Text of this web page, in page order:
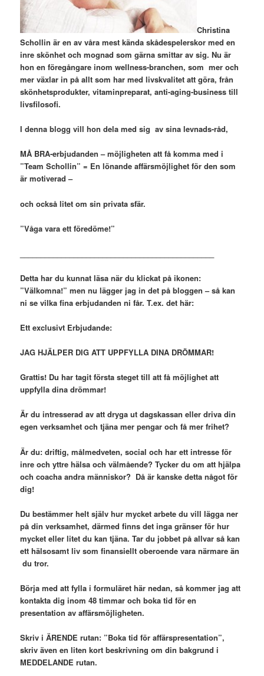
Christina
Schollin är en av våra mest kända skådespelerskor med en
inre skönhet och mognad som gärna smittar av sig. Nu är
hon en föregångare inom wellness-branchen, som mer och
mer växlar in på allt som har med livskvalitet att göra, från
skönhetsprodukter, vitaminpreparat, anti-aging-business till
livsfilosofi.
I denna blogg vill hon dela med sig av sina levnads-råd,
MÅ BRA-erbjudanden – möjligheten att få komma med i
”Team Schollin” = En lönande affärsmöjlighet för den som
är motiverad –
och också litet om sin privata sfär.
”Våga vara ett föredöme!”
Detta har du kunnat läsa när du klickat på ikonen:
”Välkomna!” men nu lägger jag in det på bloggen – så kan
ni se vilka fina erbjudanden ni får. T.ex. det här:
Ett exclusivt Erbjudande:
JAG HJÄLPER DIG ATT UPPFYLLA DINA DRÖMMAR!
Grattis! Du har tagit första steget till att få möjlighet att
uppfylla dina drömmar!
Är du intresserad av att dryga ut dagskassan eller driva din
egen verksamhet och tjäna mer pengar och få mer frihet?
Är du: driftig, målmedveten, social och har ett intresse för
inre och yttre hälsa och välmående? Tycker du om att hjälpa
och coacha andra människor? Då är kanske detta något för
dig!
Du bestämmer helt själv hur mycket arbete du vill lägga ner
på din verksamhet, därmed finns det inga gränser för hur
mycket eller litet du kan tjäna. Tar du jobbet på allvar så kan
ett hälsosamt liv som finansiellt oberoende vara närmare än
du tror.
Börja med att fylla i formuläret här nedan, så kommer jag att
kontakta dig inom 48 timmar och boka tid för en
presentation av affärsmöjligheten.
Skriv i ÄRENDE rutan: ”Boka tid för affärspresentation”,
skriv även en liten kort beskrivning om din bakgrund i
MEDDELANDE rutan.